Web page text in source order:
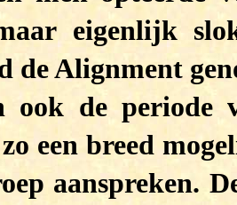
eigenlijk
de Alignment
ook de periode
een breed
aanspreken.